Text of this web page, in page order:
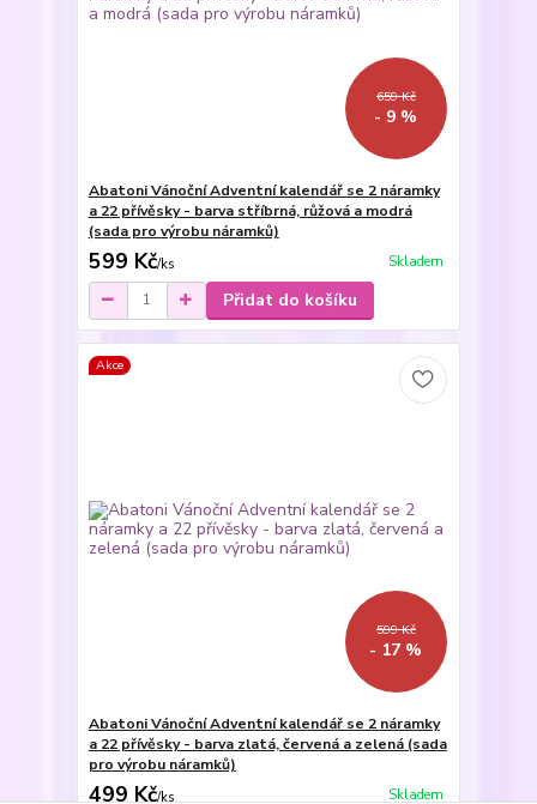
659 Kč
- 9 %
Abatoni Vánoční Adventní kalendář se 2 náramky
a 22 přívěsky - barva stříbrná, růžová a modrá
(sada pro výrobu náramků)
599 Kč/ks Skladem
Přidat do košíku
Akce
599 Kč
- 17 %
Abatoni Vánoční Adventní kalendář se 2 náramky
a 22 přívěsky - barva zlatá, červená a zelená (sada
pro výrobu náramků)
499 Kč/ks Skladem